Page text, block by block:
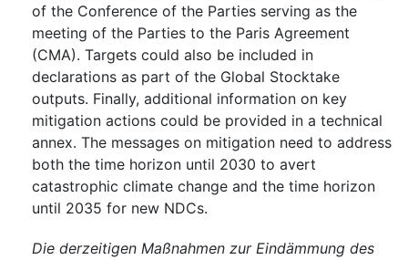
of the Conference of the Parties serving as the
meeting of the Parties to the Paris Agreement
(CMA). Targets could also be included in
declarations as part of the Global Stocktake
outputs. Finally, additional information on key
mitigation actions could be provided in a technical
annex. The messages on mitigation need to address
both the time horizon until 2030 to avert
catastrophic climate change and the time horizon
until 2035 for new NDCs.
Die derzeitigen Maßnahmen zur Eindämmung des